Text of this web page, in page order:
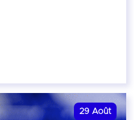
29 Août